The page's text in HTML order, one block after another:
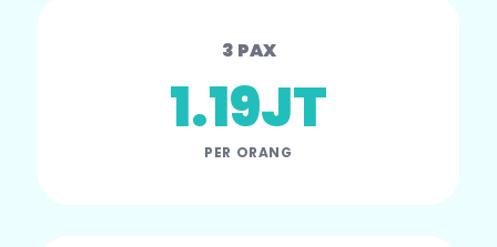
3 PAX
1.19JT
PER ORANG